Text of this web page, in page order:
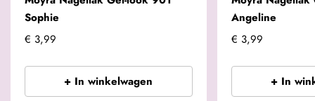
Sophie
€ 3,99
+ In winkelwagen
Angeline
€ 3,99
+ In